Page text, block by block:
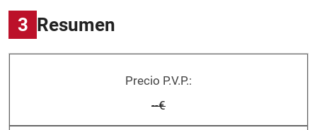
3 Resumen
Precio P.V.P.:
--€